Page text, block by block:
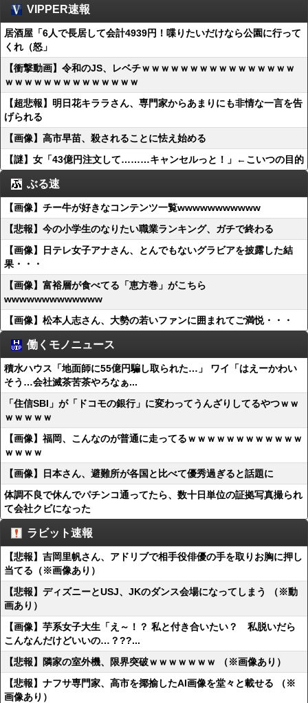
VIPPER速報
居酒屋「6人で長居して会計4939円！喋りたいだけなら公園に行って
くれ（怒」
【衝撃動画】令和のJS、レベチｗｗｗｗｗｗｗｗｗｗｗｗｗｗｗｗ
ｗｗｗｗｗｗｗｗｗｗｗｗｗｗ
【超悲報】明日花キララさん、専門家からあまりにも非情な一言を告
げられる
【画像】高市早苗、殺されることに怯え始める
【謎】女「43億円注文して………キャンセルっと！」←こいつの目的
ぶる速
【画像】チー牛が好きなコンテンツ一覧wwwwwwwwwww
【悲報】今の小学生のなりたい職業ランキング、ガチで終わる
【画像】日テレ女子アナさん、とんでもないグラビアを披露した結
果・・・
【画像】富裕層が食べてる「恵方巻」がこちら
wwwwwwwwwwwww
【画像】松本人志さん、大勢の若いファンに囲まれてご満悦・・・
働くモノニュース
積水ハウス「地面師に55億円騙し取られた…」 ワイ「はえーかわい
そう…会社滅茶苦茶やろなぁ...
「住信SBI」が「ドコモの銀行」に変わってうんざりしてるやつｗｗ
ｗｗｗｗｗ
【画像】福岡、こんなのが普通に走ってるｗｗｗｗｗｗｗｗｗｗｗｗ
ｗｗｗｗ
【画像】日本さん、避難所が各国と比べて優秀過ぎると話題に
体調不良で休んでパチンコ通ってたら、数十日単位の証拠写真撮られ
て会社クビになった
ラビット速報
【悲報】吉岡里帆さん、アドリブで相手役俳優の手を取りお胸に押し
当てる（※画像あり）
【悲報】ディズニーとUSJ、JKのダンス会場になってしまう （※動
画あり）
【画像】芋系女子大生「え～！？ 私と付き合いたい？ 私脱いだら
こんなんだけどいいの…？??...
【悲報】隣家の室外機、限界突破ｗｗｗｗｗｗｗ （※画像あり）
【悲報】ナフサ専門家、高市を揶揄したAI画像を堂々と載せる （※
画像あり）